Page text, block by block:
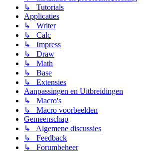
↳ Tutorials
Applicaties
↳ Writer
↳ Calc
↳ Impress
↳ Draw
↳ Math
↳ Base
↳ Extensies
Aanpassingen en Uitbreidingen
↳ Macro's
↳ Macro voorbeelden
Gemeenschap
↳ Algemene discussies
↳ Feedback
↳ Forumbeheer